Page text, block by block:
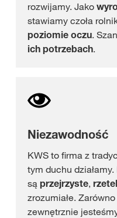
rozwijamy. Jako
stawiamy czoła
poziomie oczu.
ich potrzebach.
Niezawodność
KWS to firma z
tym duchu
są przejrzyste,
zrozumiałe.
zewnętrznie